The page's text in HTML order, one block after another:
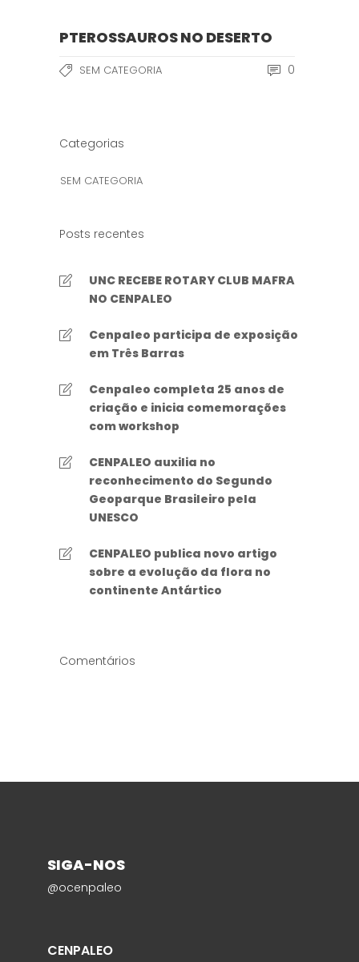
PTEROSSAUROS NO DESERTO
SEM CATEGORIA 0
Categorias
SEM CATEGORIA
Posts recentes
UNC RECEBE ROTARY CLUB MAFRA
NO CENPALEO
Cenpaleo participa de exposição
em Três Barras
Cenpaleo completa 25 anos de
criação e inicia comemorações
com workshop
CENPALEO auxilia no
reconhecimento do Segundo
Geoparque Brasileiro pela
UNESCO
CENPALEO publica novo artigo
sobre a evolução da flora no
continente Antártico
Comentários
SIGA-NOS
@ocenpaleo
CENPALEO